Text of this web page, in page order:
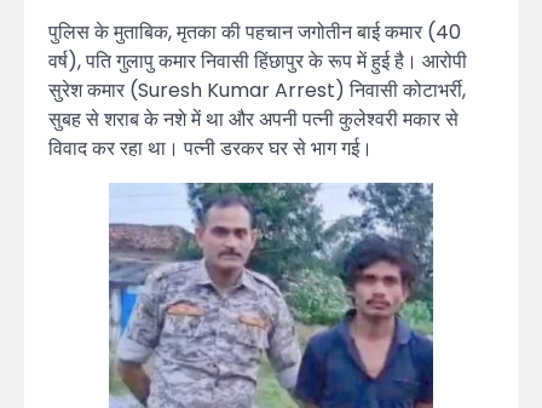
पुलिस के मुताबिक, मृतका की पहचान जगोतीन बाई कमार (40
वर्ष), पति गुलापु कमार निवासी हिंछापुर के रूप में हुई है। आरोपी
सुरेश कमार (Suresh Kumar Arrest) निवासी कोटाभर्री,
सुबह से शराब के नशे में था और अपनी पत्नी कुलेश्वरी मकार से
विवाद कर रहा था। पत्नी डरकर घर से भाग गई।